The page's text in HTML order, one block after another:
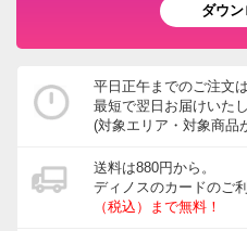
ダウン
平日正午までのご注文は
最短で翌日お届けいた
(対象エリア・対象商品
送料は880円から。
ディノスのカードのご
（税込）まで無料！